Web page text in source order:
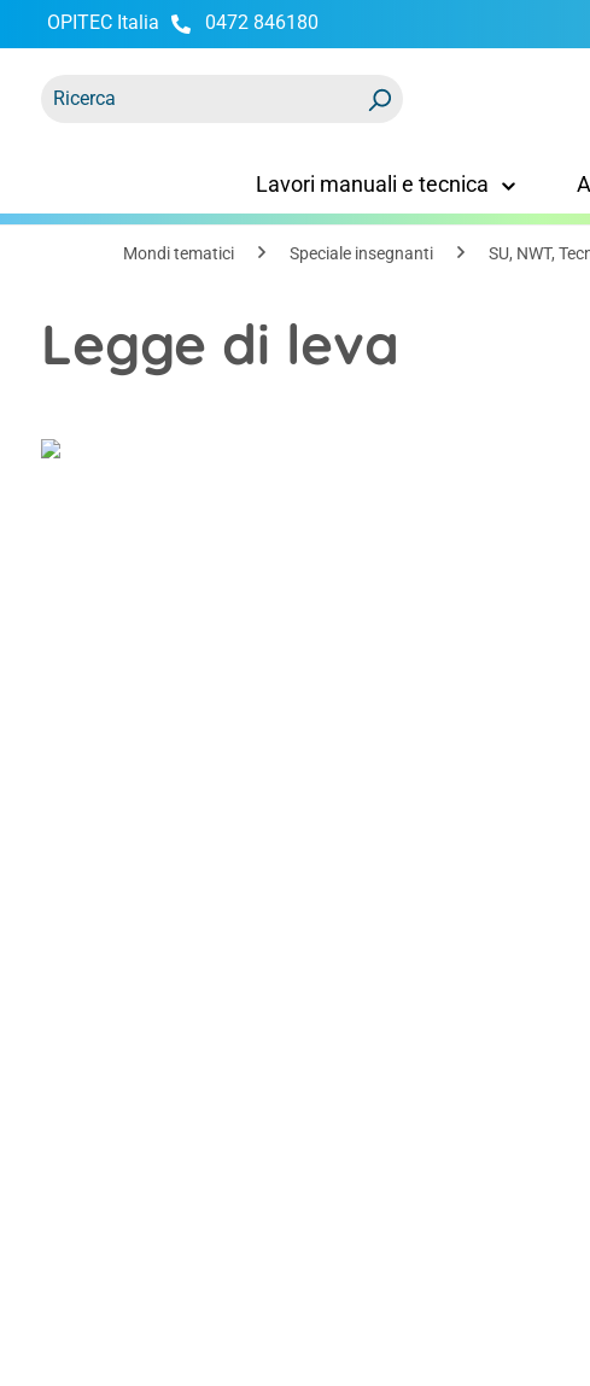
Passa alla navigazione principale
OPITEC Italia 0472 846180
Lavori manuali e tecnica
Mondi tematici Speciale insegnanti SU, NWT,
Legge di leva